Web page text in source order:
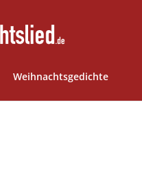
Weihnachtsgedichte